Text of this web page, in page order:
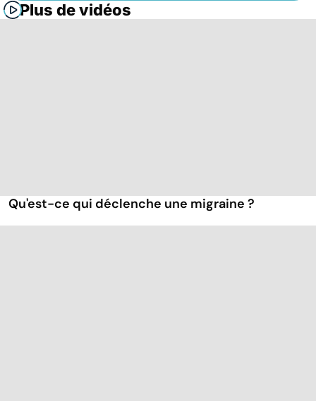
Plus de vidéos
Qu'est-ce qui déclenche une migraine ?